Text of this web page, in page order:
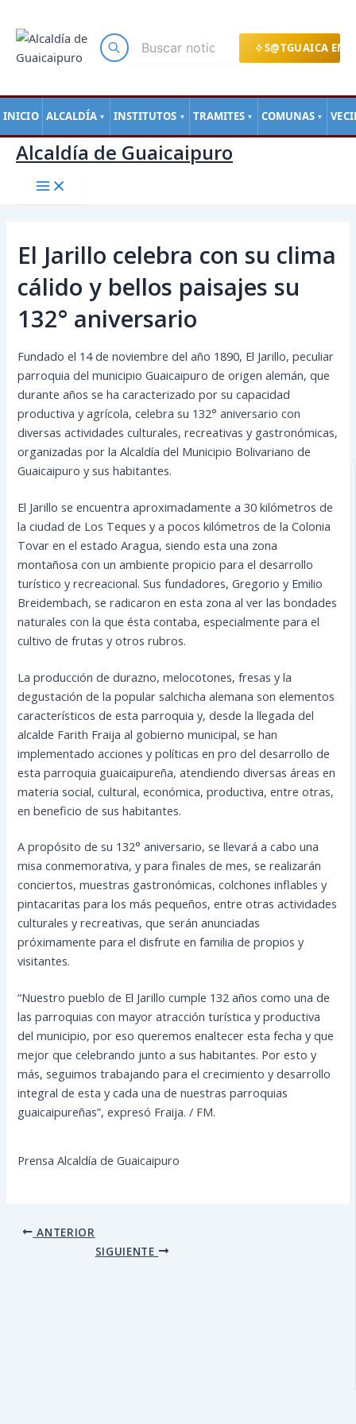
S@TGUAICA EN
INICIO ALCALDÍA ▼ INSTITUTOS ▼ TRAMITES ▼ COMUNAS ▼
contenido
Alcaldía de Guaicaipuro
El Jarillo celebra con su clima
cálido y bellos paisajes su
132° aniversario
Fundado el 14 de noviembre del año 1890, El Jarillo, peculiar
parroquia del municipio Guaicaipuro de origen alemán, que
durante años se ha caracterizado por su capacidad
productiva y agrícola, celebra su 132° aniversario con
diversas actividades culturales, recreativas y gastronómicas,
organizadas por la Alcaldía del Municipio Bolivariano de
Guaicaipuro y sus habitantes.
El Jarillo se encuentraaproximadamente a 30 kilómetros de
la ciudad de Los Teques y a pocos kilómetros de la Colonia
Tovar en el estado Aragua, siendo esta una zona
montañosa con un ambiente propicio para el desarrollo
turístico y recreacional. Sus fundadores, Gregorio y Emilio
Breidembach, se radicaron en esta zona al ver las bondades
naturales con la que ésta contaba, especialmente para el
cultivo de frutas y otros rubros.
La producción de durazno, melocotones, fresas y la
degustación de la popular salchicha alemana son elementos
característicos de esta parroquia y, desde la llegada del
alcalde Farith Fraija al gobierno municipal, se han
implementado acciones y políticas en pro del desarrollo de
esta parroquia guaicaipureña, atendiendo diversas áreas en
materia social, cultural, económica, productiva, entre otras,
en beneficio de sus habitantes.
A propósito de su 132° aniversario, se llevará a cabo una
misa conmemorativa, y para finales de mes, se realizarán
conciertos, muestras gastronómicas, colchones inflables y
pintacaritas para los más pequeños, entre otras actividades
culturales y recreativas, que serán anunciadas
próximamente para el disfrute en familia de propios y
visitantes.
“Nuestro pueblo de El Jarillo cumple 132 años como una de
las parroquias con mayor atracción turística y productiva
del municipio, por eso queremos enaltecer esta fecha y que
mejor que celebrando junto a sus habitantes. Por esto y
más, seguimos trabajando para el crecimiento y desarrollo
integral de esta y cada una de nuestras parroquias
guaicaipureñas”, expresó Fraija. / FM.
Prensa Alcaldía de Guaicaipuro
de
entradas
ANTERIOR
SIGUIENTE